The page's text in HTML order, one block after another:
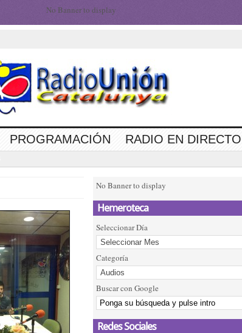
No Banner to display
PROGRAMACIÓN RADIO EN DIRECTO
No Banner to display
Hemeroteca
Seleccionar Día
Categoría
Buscar con Google
Redes Sociales